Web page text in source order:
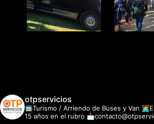
otpservicios
🚍Turismo / Arriendo de Buses y Van
15 años en el rubro